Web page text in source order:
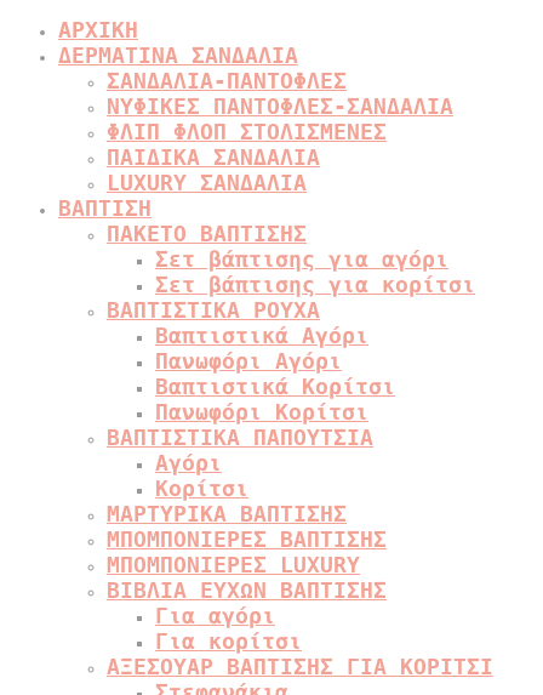
ΑΡΧΙΚΗ
ΔΕΡΜΑΤΙΝΑ ΣΑΝΔΑΛΙΑ
ΣΑΝΔΑΛΙΑ-ΠΑΝΤΟΦΛΕΣ
ΝΥΦΙΚΕΣ ΠΑΝΤΟΦΛΕΣ-ΣΑΝΔΑΛΙΑ
ΦΛΙΠ ΦΛΟΠ ΣΤΟΛΙΣΜΕΝΕΣ
ΠΑΙΔΙΚΑ ΣΑΝΔΑΛΙΑ
LUXURY ΣΑΝΔΑΛΙΑ
ΒΑΠΤΙΣΗ
ΠΑΚΕΤΟ ΒΑΠΤΙΣΗΣ
Σετ βάπτισης για αγόρι
Σετ βάπτισης για κορίτσι
ΒΑΠΤΙΣΤΙΚΑ ΡΟΥΧΑ
Βαπτιστικά Αγόρι
Πανωφόρι Αγόρι
Βαπτιστικά Κορίτσι
Πανωφόρι Κορίτσι
ΒΑΠΤΙΣΤΙΚΑ ΠΑΠΟΥΤΣΙΑ
Αγόρι
Κορίτσι
ΜΑΡΤΥΡΙΚΑ ΒΑΠΤΙΣΗΣ
ΜΠΟΜΠΟΝΙΕΡΕΣ ΒΑΠΤΙΣΗΣ
ΜΠΟΜΠΟΝΙΕΡΕΣ LUXURY
ΒΙΒΛΙΑ ΕΥΧΩΝ ΒΑΠΤΙΣΗΣ
Για αγόρι
Για κορίτσι
ΑΞΕΣΟΥΑΡ ΒΑΠΤΙΣΗΣ ΓΙΑ ΚΟΡΙΤΣΙ